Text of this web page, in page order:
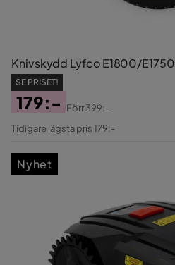
Knivskydd Lyfco E1800/E1750
SE PRISET!
Pris
179:-
Original
Förr399:-
Tidigare lägsta pris 179:-
Nyhet